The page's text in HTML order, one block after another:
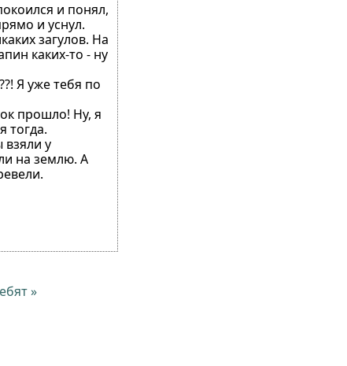
и понял,
и уснул.
загулов. На
каких-то - ну
Я уже тебя по
прошло! Ну, я
тогда.
у
на землю. А
»